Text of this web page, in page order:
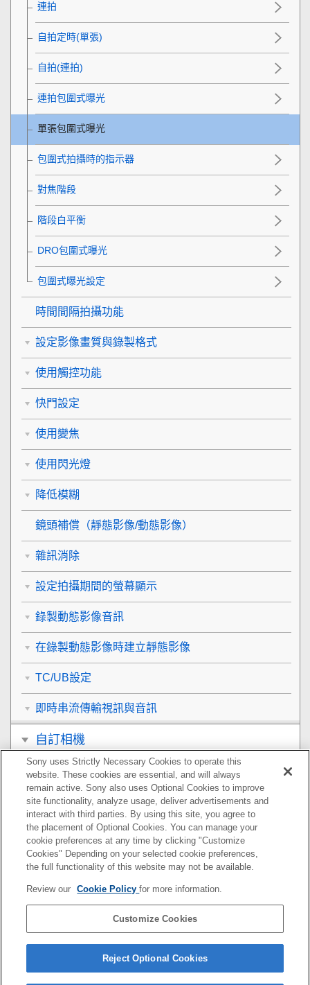
連拍
自拍定時(單張)
自拍(連拍)
連拍包圍式曝光
單張包圍式曝光
包圍式拍攝時的指示器
對焦階段
階段白平衡
DRO包圍式曝光
包圍式曝光設定
時間間隔拍攝功能
設定影像畫質與錄製格式
使用觸控功能
快門設定
使用變焦
使用閃光燈
降低模糊
鏡頭補償 （靜態影像/動態影像）
雜訊消除
設定拍攝期間的螢幕顯示
錄製動態影像音訊
在錄製動態影像時建立靜態影像
TC/UB設定
即時串流傳輸視訊與音訊
自訂相機
觀看
變更相機設定
智慧型手機可用的功能
使用電腦
使用雲端服務
如果您遇到問題
Sony uses Strictly Necessary Cookies to operate this
website. These cookies are essential, and will always
remain active. Sony also uses Optional Cookies to improve
site functionality, analyze usage, deliver advertisements and
interact with third parties. By using this site, you agree to
the placement of Optional Cookies. You can manage your
cookie preferences at any time by clicking "Customize
Cookies" Depending on your selected cookie preferences,
the full functionality of this website may not be available.
Review our Cookie Policyfor more information.
Customize Cookies
Reject Optional Cookies